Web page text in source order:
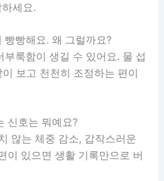
세요.
빵빵해요. 왜 그럴까요?
룩함이 생길 수 있어요. 물 섭
보고 천천히 조정하는 편이
신호는 뭐예요?
않는 체중 감소, 갑작스러운
이 있으면 생활 기록만으로 버